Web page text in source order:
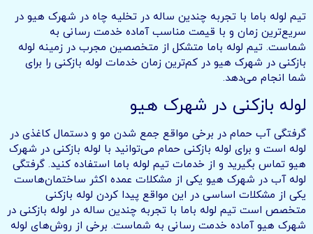
تیم لوله باما با تجربه چندین ساله در تخلیه چاه در شهرک هیو در
سریع‌ترین زمان و با قیمت مناسب آماده خدمت رسانی به
شماست. تیم لوله باما متشکل از متخصصین مجرب در زمینه لوله
بازکنی در شهرک هیو در کم‌ترین زمان خدمات لوله بازکنی را برای
شما انجام می‌دهد.
لوله بازکنی در شهرک هیو
گرفتگی آب حمام در برخی مواقع جمع شدن مو و دستمال کاغذی در
لوله است و برای لوله بازکنی حمام می‌توانید با لوله بازکنی در شهرک
هیو تماس بگیرید و از خدمات تیم لوله باما استفاده کنید. گرفتگی
لوله آب در شهرک هیو یکی از مشکلات عمده اکثر ساختمان‌هاست
یکی از مشکلات اساسی در این مواقع پیدا کردن لوله بازکنی
متخصص است تیم لوله باما با تجربه چندین ساله در لوله بازکنی در
شهرک هیو آماده خدمت رسانی به شماست. برخی از روش‌های لوله